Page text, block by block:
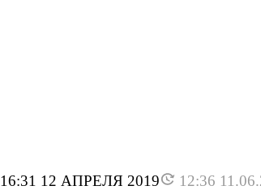
16:31 12 АПРЕЛЯ 2019 12:36